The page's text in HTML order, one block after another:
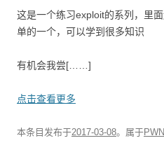
这是一个练习exploit的系列，里
单的一个，可以学到很多知识
有机会我尝[……]
点击查看更多
本条目发布于2017-03-08。属于PWN